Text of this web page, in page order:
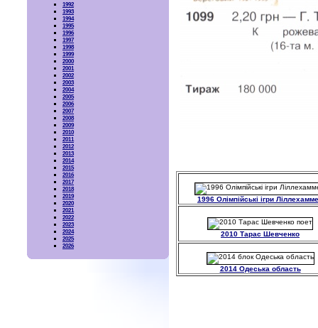
1992
1993
1994
1995
1996
1997
1998
1999
2000
2001
2002
2003
2004
2005
2006
2007
2008
2009
2010
2011
2012
2013
2014
2015
2016
2017
2018
2019
2020
2021
2022
2023
2024
2025
2026
1996 Олімпійські ігри
2010 Тарас Шевченко
2014 Одеська область